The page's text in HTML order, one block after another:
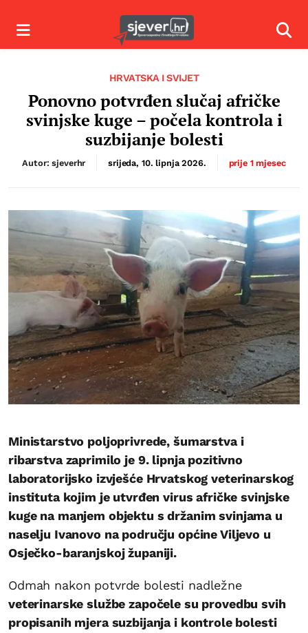
Izbornik
HRVATSKA I SVIJET
Ponovno potvrđen slučaj afričke
svinjske kuge – počela kontrola i
suzbijanje bolesti
Autor: sjeverhr srijeda, 10. lipnja 2026. prije 1 mjesec
Ministarstvo poljoprivrede, šumarstva i
ribarstva zaprimilo je 9. lipnja pozitivno
laboratorijsko izvješće Hrvatskog veterinarskog
instituta kojim je utvrđen virus afričke svinjske
kuge na manjem objektu s držanim svinjama u
naselju Ivanovo na području općine Viljevo u
Osječko-baranjskoj županiji.
Odmah nakon potvrde bolesti nadležne
veterinarske službe započele su provedbu svih
propisanih mjera suzbijanja i kontrole bolesti